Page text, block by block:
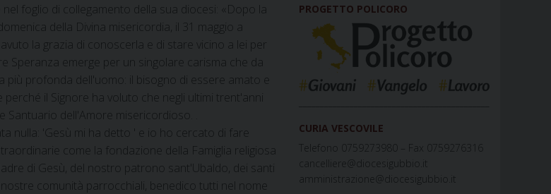
foglio di collegamento della sua diocesi: «Dopo la
della Divina misericordia, il 31 maggio a
la grazia di conoscerla e di stare vicino a lei per
Speranza emerge per un singolare carisma che da
profonda dell'uomo: il bisogno di essere amato e
il Signore ha voluto che negli ultimi trent'anni
Santuario dell'Amore misericordioso. .
nulla: 'Gesù mi ha detto ' e io ho cercato di fare
come la fondazione della Famiglia religiosa
di Gesù, del nostro patrono sant'Ubaldo, dei santi
comunità parrocchiali, benedico tutti nel nome
PROGETTO POLICORO
CURIA VESCOVILE
Telefono 0759273980 – Fax 0759276316
cancelliere@diocesigubbio.it
amministrazione@diocesigubbio.it